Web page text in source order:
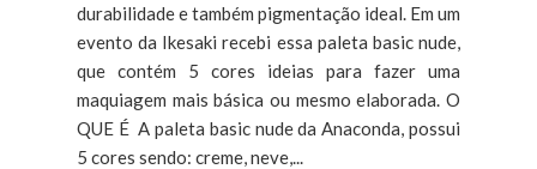
durabilidade e também pigmentação ideal. Em um
evento da Ikesaki recebi essa paleta basic nude,
que contém 5 cores ideias para fazer uma
maquiagem mais básica ou mesmo elaborada. O
QUE É A paleta basic nude da Anaconda, possui
5 cores sendo: creme, neve,...